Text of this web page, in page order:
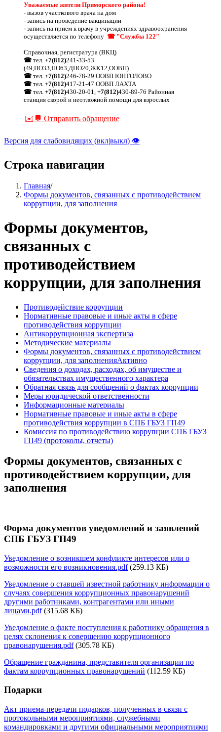
Уважаемые жители Приморского района!
- вызов участкового врача на дом
- запись на проведение вакцинации
- запись на прием к врачу в учреждениях здравоохранения
осуществляется по телефону ☎ "Службы 122"
Справочная, регистратура (ВКЦ)
☎ тел. +7(812)241-33-53
(49,ПО33,ПО63,ДПО20,ЖК12,ООВП)
☎ тел. +7(812)246-78-29 ООВП ЮНТОЛОВО
☎ тел. +7(812)417-21-47 ООВП ЛАХТА
☎ тел. +7(812)430-20-01, +7(812)430-89-76 Районная
станция скорой и неотложной помощи для взрослых
✉️💬 Отправить обращение
Версия для слабовидящих (вкл|выкл) 👁
Строка навигации
Главная/
Формы документов, связанных с противодействием
коррупции, для заполнения
Формы документов,
связанных с
противодействием
коррупции, для заполнения
Противодействие коррупции
Нормативные правовые и иные акты в сфере
противодействия коррупции
Антикоррупционная экспертиза
Методические материалы
Формы документов, связанных с противодействием
коррупции, для заполненияАктивно
Сведения о доходах, расходах, об имуществе и
обязательствах имущественного характера
Обратная связь для сообщений о фактах коррупции
Меры юридической ответственности
Информационные материалы
Нормативные правовые и иные акты в сфере
противодействия коррупции в СПБ ГБУЗ ГП49
Комиссия по противодействию коррупции СПБ ГБУЗ
ГП49 (протоколы, отчеты)
Формы документов, связанных с
противодействием коррупции, для
заполнения
Форма документов уведомлений и заявлений
СПБ ГБУЗ ГП49
Уведомление о возникшем конфликте интересов или о
возможности его возникновения.pdf(259.13 КБ)
Уведомление о ставшей известной работнику информации о
случаях совершения коррупционных правонарушений
другими работниками, контрагентами или иными
лицами.pdf(315.68 КБ)
Уведомление о факте поступления к работнику обращения в
целях склонения к совершению коррупционного
правонарушения.pdf(305.78 КБ)
Обращение гражданина, представителя организации по
фактам коррупционных правонарушений (112.59 КБ)
Подарки
Акт приема-передачи подарков, полученных в связи с
протокольными мероприятиями, служебными
командировками и другими официальными мероприятиями